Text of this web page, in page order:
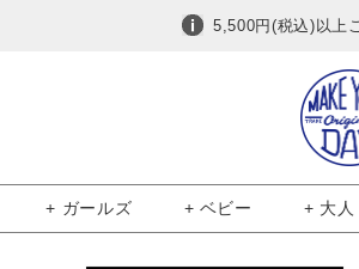
5,500円(税込)以上
+ ガールズ + ベビー + 大人